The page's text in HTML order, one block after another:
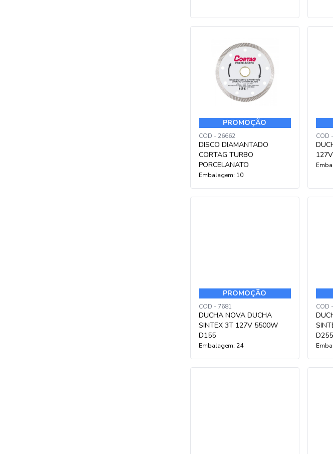
PROMOÇÃO
COD - 26662
DISCO DIAMANTADO
CORTAG TURBO
PORCELANATO
Embalagem: 10
COD
PROMOÇÃO
COD - 7681
DUCHA NOVA DUCHA
SINTEX 3T 127V 5500W
D155
Embalagem: 24
COD
D255